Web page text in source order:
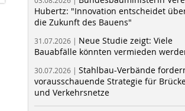
Hubertz: "Innovation entscheidet
die Zukunft des Bauens"
31.07.2026 | Neue Studie zeigt: Viele
Bauabfälle könnten vermieden
30.07.2026 | Stahlbau-Verbände
vorausschauende Strategie für
und Verkehrsnetze